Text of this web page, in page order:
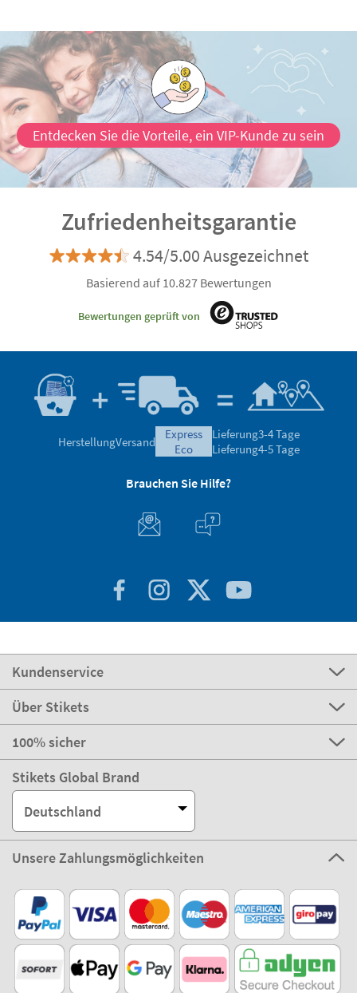
Entdecken Sie die Vorteile, ein VIP-Kunde zu sein
Zufriedenheitsgarantie
4.54/5.00 Ausgezeichnet
Basierend auf 10.827 Bewertungen
Bewertungen geprüft von
HerstellungVersand
express
eco
Lieferung3-4 Tage
Lieferung4-5 Tage
Brauchen Sie Hilfe?
Kundenservice
Über Stikets
100% sicher
Stikets Global Brand
Deutschland
Unsere Zahlungsmöglichkeiten